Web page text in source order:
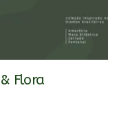
Flora